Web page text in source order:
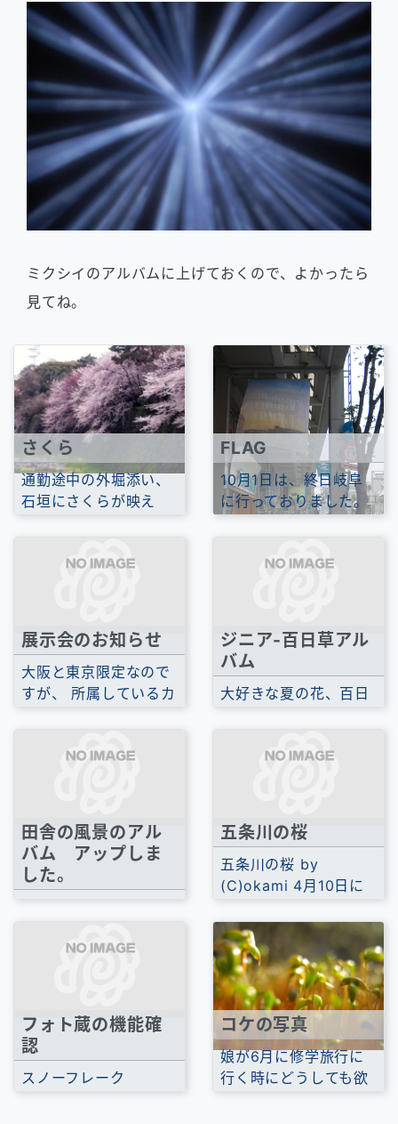
ミクシイのアルバムに上げておくので、よかったら
見てね。
さくら
通勤途中の外堀添い、
石垣にさくらが映え
FLAG
10月1日は、終日岐阜
に行っておりました。
展示会のお知らせ
大阪と東京限定なので
すが、 所属しているカ
ジニア-百日草アル
バム
大好きな夏の花、百日
くいけれど、田舎...
田舎の風景のアル
バム アップしま
した。
てきました。 ゴクゴク
五条川の桜
五条川の桜 by
(C)okami 4月10日に
来たときの写真をア
ッ...
フォト蔵の機能確
認
スノーフレーク
コケの写真
娘が6月に修学旅行に
行く時にどうしても欲